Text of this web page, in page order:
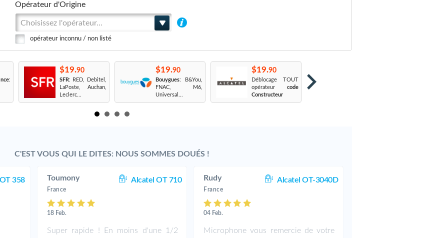
Opérateur d'Origine
Choisissez l'opérateur...
opérateur inconnu / non listé
:
$19.90
SFR: RED, Debitel,
LaPoste, Auchan,
Leclerc...
$19.90
Bouygues: B&You,
FNAC, M6,
Universal...
$19.90
Déblocage TOUT
opérateur code
Constructeur
C'EST VOUS QUI LE DITES: NOUS SOMMES DOUÉS !
358 Toumony Alcatel OT 710
France
18 Feb.
Super rapide ! En moins d'une 1/2
Rudy Alcatel OT-3040D
France
04 Feb.
Microphone vous remercie de votre